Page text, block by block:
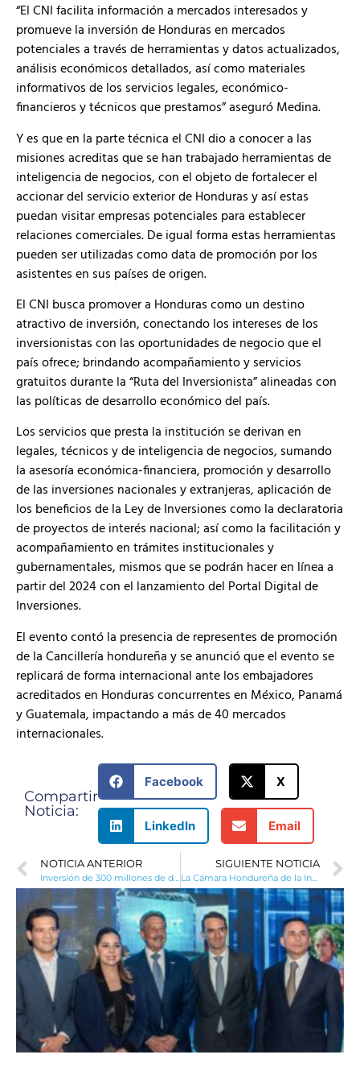
“El CNI facilita información a mercados interesados y
promueve la inversión de Honduras en mercados
potenciales a través de herramientas y datos actualizados,
análisis económicos detallados, así como materiales
informativos de los servicios legales, económico-
financieros y técnicos que prestamos” aseguró Medina.
Y es que en la parte técnica el CNI dio a conocer a las
misiones acreditas que se han trabajado herramientas de
inteligencia de negocios, con el objeto de fortalecer el
accionar del servicio exterior de Honduras y así estas
puedan visitar empresas potenciales para establecer
relaciones comerciales. De igual forma estas herramientas
pueden ser utilizadas como data de promoción por los
asistentes en sus países de origen.
El CNI busca promover a Honduras como un destino
atractivo de inversión, conectando los intereses de los
inversionistas con las oportunidades de negocio que el
país ofrece; brindando acompañamiento y servicios
gratuitos durante la “Ruta del Inversionista” alineadas con
las políticas de desarrollo económico del país.
Los servicios que presta la institución se derivan en
legales, técnicos y de inteligencia de negocios, sumando
la asesoría económica-financiera, promoción y desarrollo
de las inversiones nacionales y extranjeras, aplicación de
los beneficios de la Ley de Inversiones como la declaratoria
de proyectos de interés nacional; así como la facilitación y
acompañamiento en trámites institucionales y
gubernamentales, mismos que se podrán hacer en línea a
partir del 2024 con el lanzamiento del Portal Digital de
Inversiones.
El evento contó la presencia de representes de promoción
de la Cancillería hondureña y se anunció que el evento se
replicará de forma internacional ante los embajadores
acreditados en Honduras concurrentes en México, Panamá
y Guatemala, impactando a más de 40 mercados
internacionales.
Compartir
Noticia:
Facebook X
LinkedIn Email
NOTICIA ANTERIOR
Inversión de 300 millones de dólares en planta solar de 300 Mega Watts en Choloma, Cortés.
SIGUIENTE NOTICIA
La Cámara Hondureña de la Industria de la Construcción (CHICO), aliado técnico del CNI en pro del sector Infraestructura en materia de inversión.